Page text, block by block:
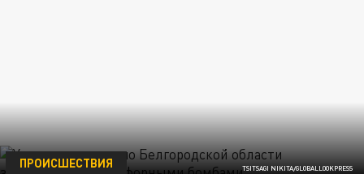
TSITSAGI NIKITA/GLOBALLOOKPRESS
ПРОИСШЕСТВИЯ